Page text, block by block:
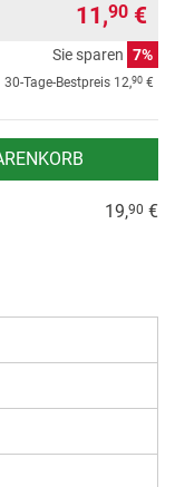
11,90 €
Sie sparen 7%
30-Tage-Bestpreis 12,90 €
19,90 €